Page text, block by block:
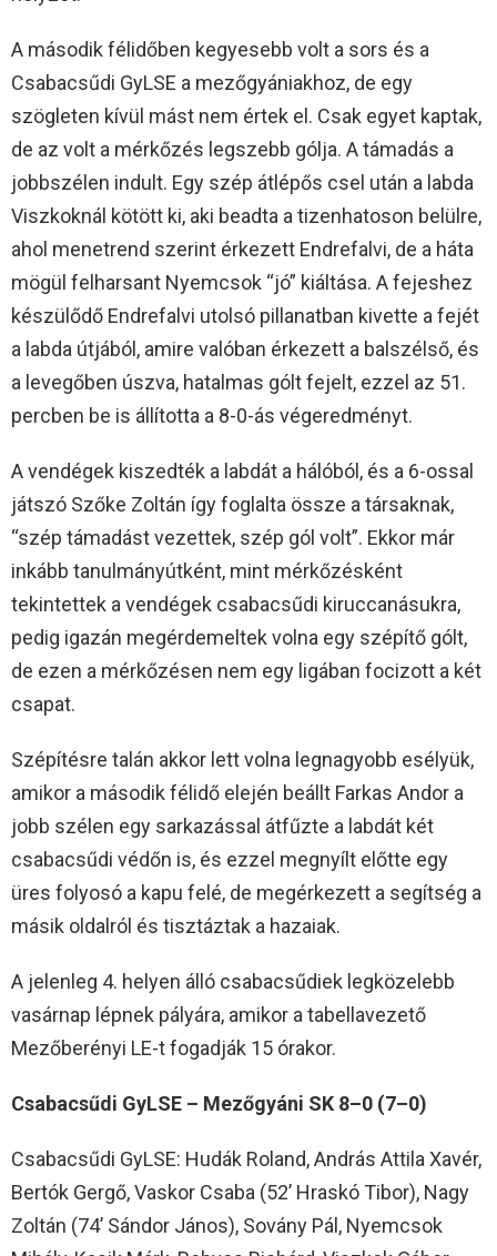
A második félidőben kegyesebb volt a sors és a
Csabacsűdi GyLSE a mezőgyániakhoz, de egy
szögleten kívül mást nem értek el. Csak egyet kaptak,
de az volt a mérkőzés legszebb gólja. A támadás a
jobbszélen indult. Egy szép átlépős csel után a labda
Viszkoknál kötött ki, aki beadta a tizenhatoson belülre,
ahol menetrend szerint érkezett Endrefalvi, de a háta
mögül felharsant Nyemcsok “jó” kiáltása. A fejeshez
készülődő Endrefalvi utolsó pillanatban kivette a fejét
a labda útjából, amire valóban érkezett a balszélső, és
a levegőben úszva, hatalmas gólt fejelt, ezzel az 51.
percben be is állította a 8-0-ás végeredményt.
A vendégek kiszedték a labdát a hálóból, és a 6-ossal
játszó Szőke Zoltán így foglalta össze a társaknak,
“szép támadást vezettek, szép gól volt”. Ekkor már
inkább tanulmányútként, mint mérkőzésként
tekintettek a vendégek csabacsűdi kiruccanásukra,
pedig igazán megérdemeltek volna egy szépítő gólt,
de ezen a mérkőzésen nem egy ligában focizott a két
csapat.
Szépítésre talán akkor lett volna legnagyobb esélyük,
amikor a második félidő elején beállt Farkas Andor a
jobb szélen egy sarkazással átfűzte a labdát két
csabacsűdi védőn is, és ezzel megnyílt előtte egy
üres folyosó a kapu felé, de megérkezett a segítség a
másik oldalról és tisztáztak a hazaiak.
A jelenleg 4. helyen álló csabacsűdiek legközelebb
vasárnap lépnek pályára, amikor a tabellavezető
Mezőberényi LE-t fogadják 15 órakor.
Csabacsűdi GyLSE – Mezőgyáni SK 8–0 (7–0)
Csabacsűdi GyLSE: Hudák Roland, András Attila Xavér,
Bertók Gergő, Vaskor Csaba (52’ Hraskó Tibor), Nagy
Zoltán (74’ Sándor János), Sovány Pál, Nyemcsok